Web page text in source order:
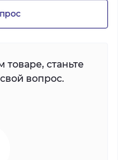
станьте
вопрос.